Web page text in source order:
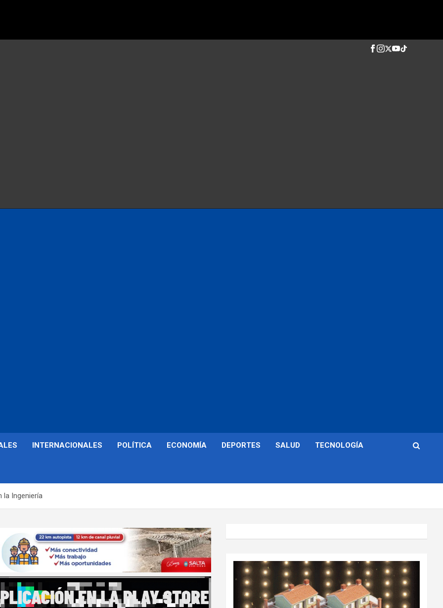
INTERNACIONALES POLÍTICA ECONOMÍA DEPORTES SALUD TECNOLOGÍA
la Ingeniería